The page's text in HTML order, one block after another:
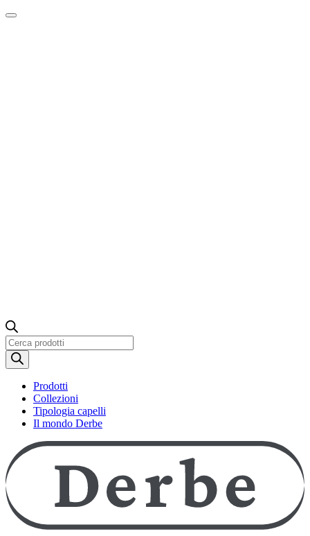
Ricerca
prodotti
Prodotti
Collezioni
Tipologia capelli
Il mondo Derbe